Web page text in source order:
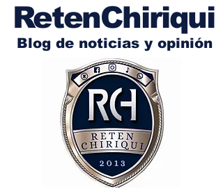
RetenChiriqui
Blog de noticias y opinión